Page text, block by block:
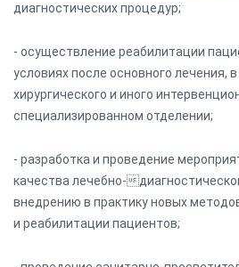
диагностических процедур;
- осуществление реабилитации
условиях после основного лечения,
хирургического и иного
специализированном отделении;
- разработка и проведение
качества лечебно-
внедрению в практику новых
и реабилитации пациентов;